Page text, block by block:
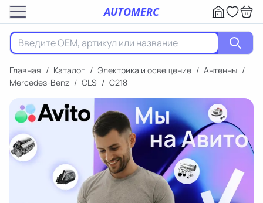
AUTOMERC
Главная / Каталог / Электрика и освещение / Антенны /
Mercedes-Benz / CLS / C218